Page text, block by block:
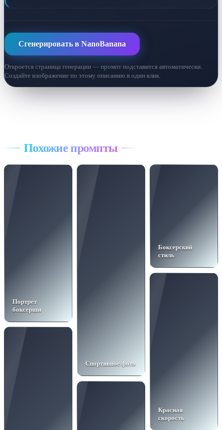
Сгенерировать в NanoBanana
Откроется страница генерации — промпт подставится автоматически.
Создайте изображение по этому описанию в один клик.
Похожие промпты
Портрет
боксерши
Спортивное фото
Боксерский
стиль
Красная
скорость